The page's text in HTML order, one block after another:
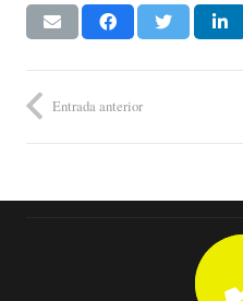
Entrada anterior